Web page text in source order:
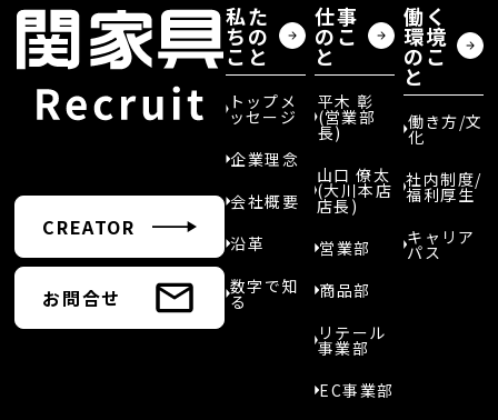
お問合せ
©︎ 2026 SEKI FURNITURE Co.,Ltd.Recruitment.
CREATOR
お問合せ
私た
ちの
こと
トップメ
ッセージ
企業理念
会社概要
沿革
数字で知
る
仕事
のこ
と
平木 彰
(営業部
長)
山口 僚太
(大川本店
店長)
営業部
商品部
リテール
事業部
EC事業部
働く
環境
のこ
と
働き方/文
化
社内制度/
福利厚生
キャリア
パス